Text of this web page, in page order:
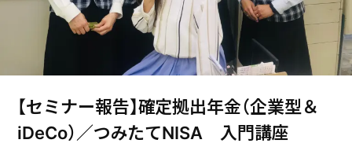
【セミナー報告】確定拠出年金（企業型＆
iDeCo）／つみたてNISA 入門講座